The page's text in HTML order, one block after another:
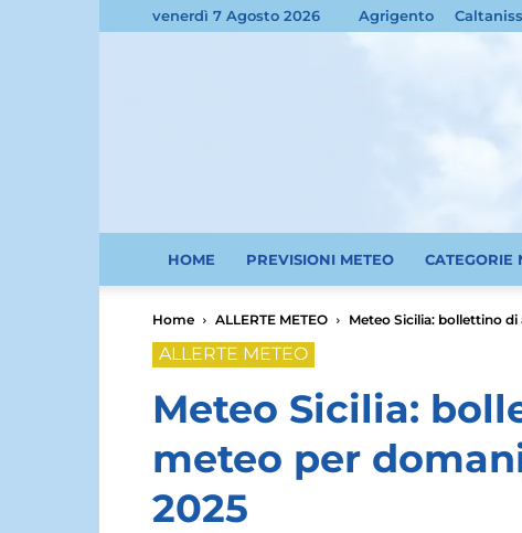
venerdì 7 Agosto 2026 Agrigento
HOME PREVISIONI METEO CATEGORIE
Home ALLERTE METEO Meteo Sicilia: bollettino
ALLERTE METEO
Meteo Sicilia:
meteo per
2025